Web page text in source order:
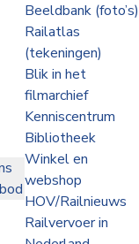
Beeldbank (foto’s)
Railatlas
(tekeningen)
Blik in het
filmarchief
Kenniscentrum
Bibliotheek
Winkel en
webshop
HOV/Railnieuws
Railvervoer in